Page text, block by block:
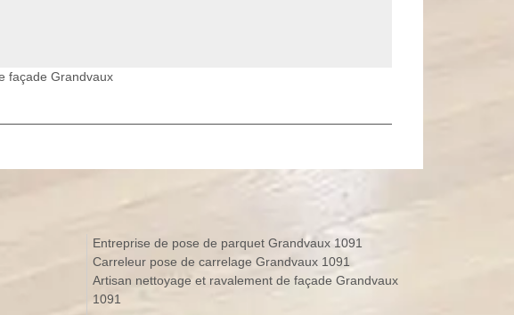
façade Grandvaux
Entreprise de pose de parquet Grandvaux 1091
Carreleur pose de carrelage Grandvaux 1091
Artisan nettoyage et ravalement de façade Grandvaux
1091